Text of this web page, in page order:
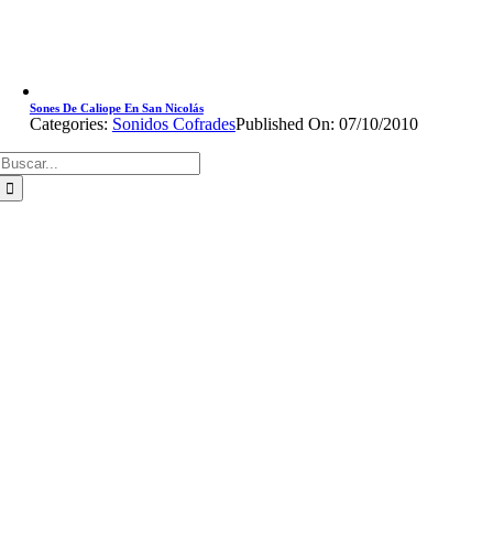
Sones De Caliope En San Nicolás
Categories: Sonidos CofradesPublished On: 07/10/2010